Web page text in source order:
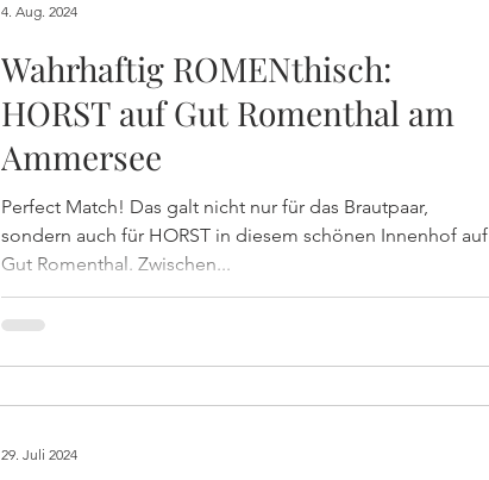
Wahrhaftig ROMENthisch:
HORST auf Gut Romenthal am
Ammersee
Perfect Match! Das galt nicht nur für das Brautpaar,
sondern auch für HORST in diesem schönen Innenhof auf
Gut Romenthal. Zwischen...
4. Aug. 2024
29. Juli 2024